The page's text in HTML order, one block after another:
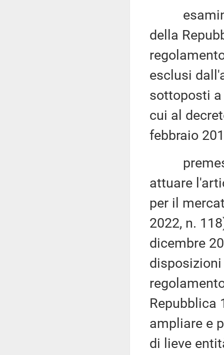
della
esclusi
sottoposti
cui al
febbraio
attuare
per il
2022, n.
dicembre
Repubblica
ampliare e
di lieve